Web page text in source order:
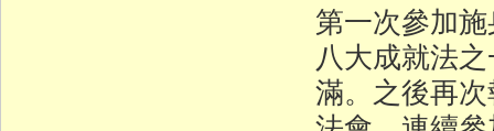
第一次參加
八大成就法
滿。之後再